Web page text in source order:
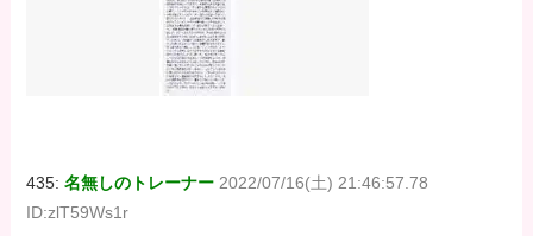
435:名無しのトレーナー 2022/07/16(土) 21:46:57.78
ID:zlT59Ws1r